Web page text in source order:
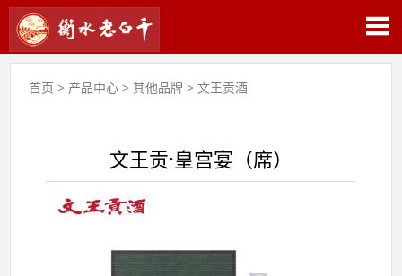
首页 > 产品中心 >其他品牌 >文王贡酒
文王贡·皇宫宴（席）